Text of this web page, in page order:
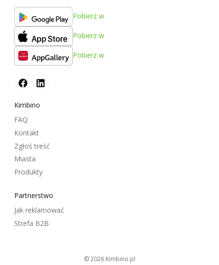
Pobierz w
Pobierz w
Pobierz w
Kimbino
FAQ
Kontakt
Zgłoś treść
Miasta
Produkty
Partnerstwo
Jak reklamować
Strefa B2B
© 2026 kimbino.pl